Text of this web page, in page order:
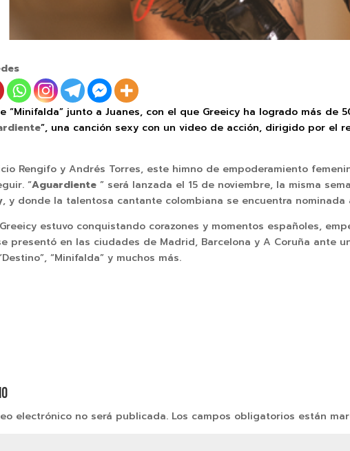
“Minifalda” junto a Juanes, con el que Greeicy ha logrado más de
”, una canción sexy con un video de acción, dirigido por el
Rengifo y Andrés Torres, este himno de empoderamiento
“Aguardiente ” será lanzada el 15 de noviembre, la misma
, y donde la talentosa cantante colombiana se encuentra nominada
estuvo conquistando corazones y momentos españoles,
presentó en las ciudades de Madrid, Barcelona y A Coruña ante
“Minifalda” y muchos más.
electrónico no será publicada. Los campos obligatorios están